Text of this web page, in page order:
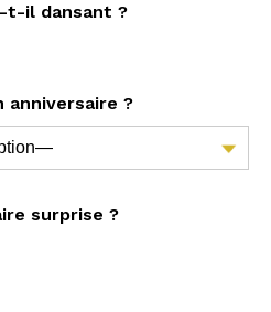
t-il dansant ?
?
surprise ?